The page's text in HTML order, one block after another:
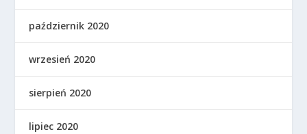
październik 2020
wrzesień 2020
sierpień 2020
lipiec 2020